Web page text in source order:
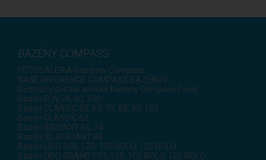
BAZÉNY COMPASS
FOTOGALÉRIA bazénov Compass
NAŠE REFERENCIE COMPASS BAZÉNOV
Rozpočty pre keramické bazény Compass Pools
Bazén FUN 74, 80, 100
Bazén CLASSIC 53, 63, 73, 83, 93, 103
Bazén CLASSIC 62
Bazén BRILIANT 66, 74
Bazén XL-BRILIANT 88
Bazén LIDO 100, 120, 100 ROLO, 120 ROLO
Bazén LIDO GRAND 100, 120, 100 ROLO, 120 ROLO